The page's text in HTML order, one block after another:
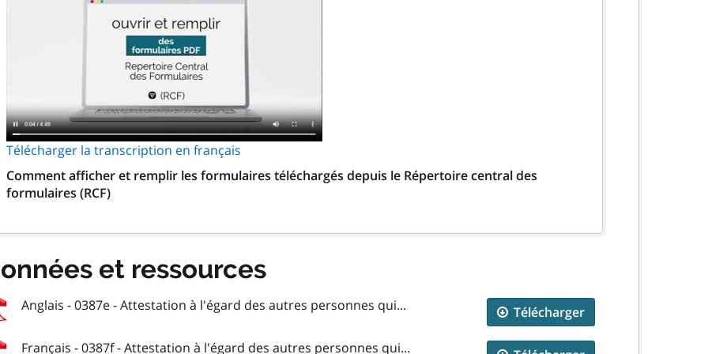
Télécharger la transcription en français
Comment afficher et remplir les formulaires téléchargés depuis le Répertoire central des
formulaires (RCF)
et ressources
Anglais - 0387e - Attestation à l'égard des autres personnes qui... Télécharger
Français - 0387f - Attestation à l'égard des autres personnes qui...